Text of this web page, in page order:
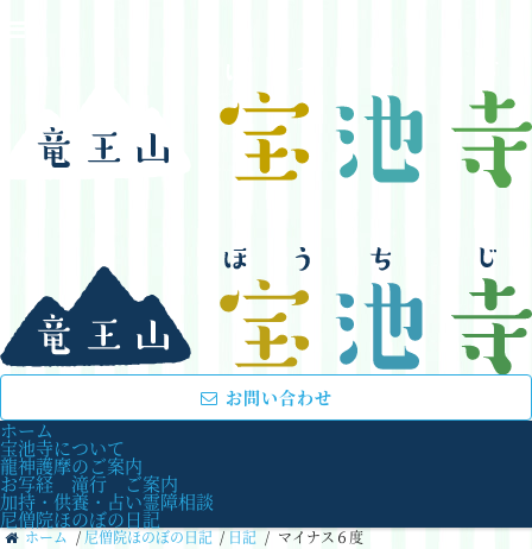
お問い合わせ
ホーム
宝池寺について
龍神護摩のご案内
お写経 滝行 ご案内
加持・供養・占い霊障相談
尼僧院ほのぼの日記
ホーム / 尼僧院ほのぼの日記 / 日記 / マイナス６度